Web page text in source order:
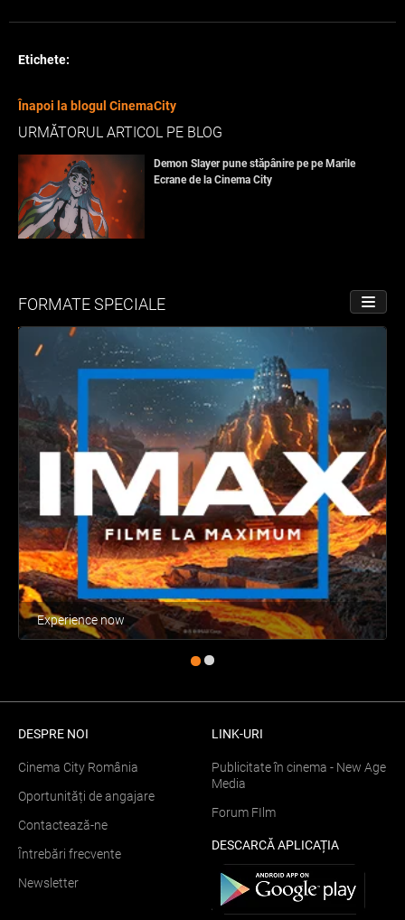
Etichete:
Înapoi la blogul CinemaCity
URMĂTORUL ARTICOL PE BLOG
Demon Slayer pune stăpânire pe pe Marile
Ecrane de la Cinema City
FORMATE SPECIALE
Experience now
DESPRE NOI
Cinema City România
Oportunități de angajare
Contactează-ne
Întrebări frecvente
Newsletter
LINK-URI
Publicitate în cinema - New Age
Media
Forum FIlm
DESCARCĂ APLICAȚIA